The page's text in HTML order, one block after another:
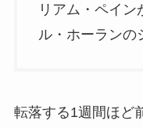
リアム・ペイン
ル・ホーランの
転落する1週間ほど